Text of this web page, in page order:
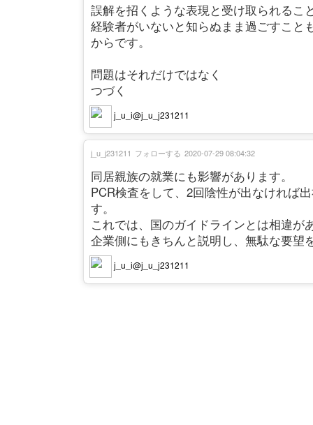
誤解を招くような表現と受け取られるこ
経験者がいないと知らぬまま過ごすこと
からです。
問題はそれだけではなく
つづく
j_u_i@j_u_j231211
同居親族の就業にも影響があります。
PCR検査をして、2回陰性が出なければ
す。
これでは、国のガイドラインとは相違が
企業側にもきちんと説明し、無駄な要望
j_u_i@j_u_j231211
j_u_j231211 フォローする 2020-07-29 08:04:32